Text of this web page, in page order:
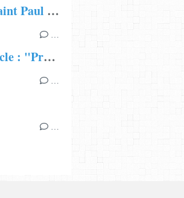
Hymne à l'Amour de Saint Paul Apôtre
…
Commentaire sur l'article : "Présentation du Patriarcat Œcuménique"
…
…